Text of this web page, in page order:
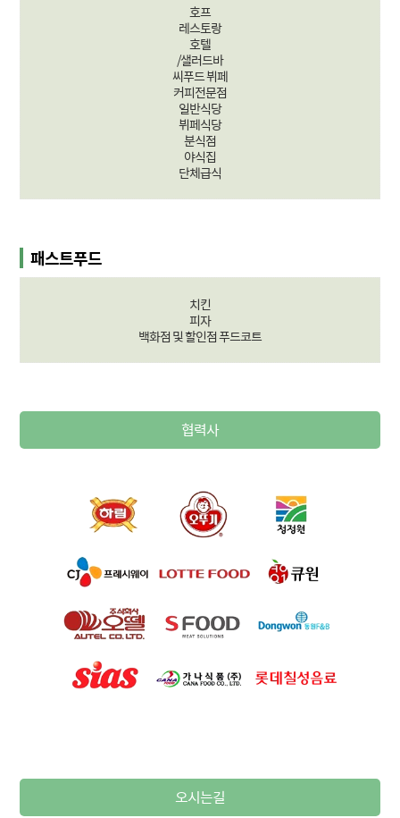
호프
레스토랑
호텔
/샐러드바
씨푸드 뷔페
커피전문점
일반식당
뷔페식당
분식점
야식집
단체급식
패스트푸드
치킨
피자
백화점 및 할인점 푸드코트
협력사
오시는길